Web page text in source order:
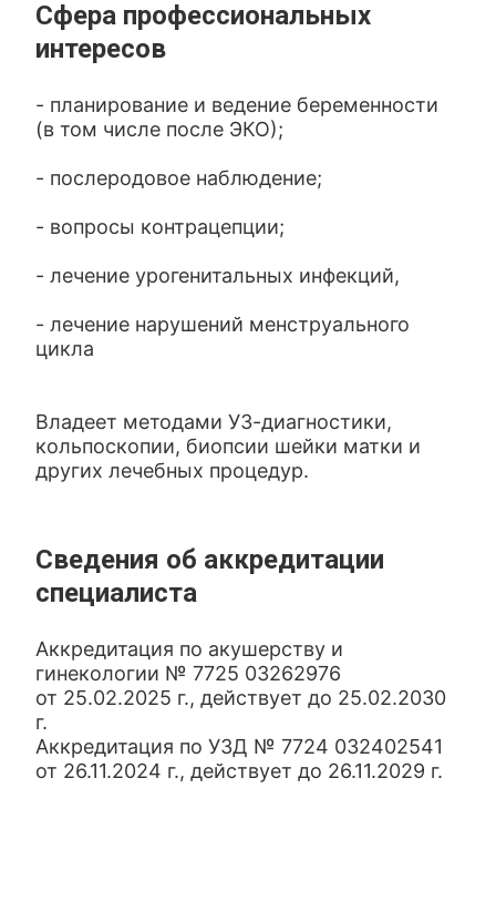
Сфера профессиональных
интересов
- планирование и ведение беременности
(в том числе после ЭКО);
- послеродовое наблюдение;
- вопросы контрацепции;
- лечение урогенитальных инфекций,
- лечение нарушений менструального
цикла
Владеет методами УЗ-диагностики,
кольпоскопии, биопсии шейки матки и
других лечебных процедур.
Сведения об аккредитации
специалиста
Аккредитация по акушерству и
гинекологии № 7725 03262976
от 25.02.2025 г., действует до 25.02.2030
г.
Аккредитация по УЗД № 7724 032402541
от 26.11.2024 г., действует до 26.11.2029 г.